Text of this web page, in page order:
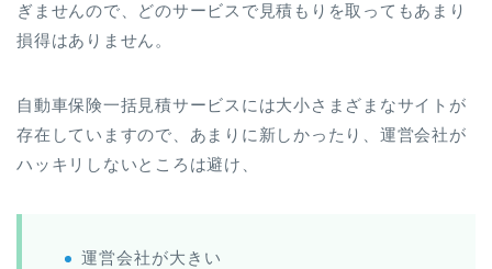
ぎませんので、どのサービスで見積もりを取ってもあまり
損得はありません。
自動車保険一括見積サービスには大小さまざまなサイトが
存在していますので、あまりに新しかったり、運営会社が
ハッキリしないところは避け、
運営会社が大きい